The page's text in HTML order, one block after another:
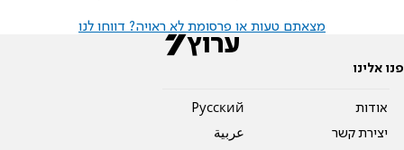
מצאתם טעות או פרסומת לא ראויה? דווחו לנו
פנו אלינו
אודות
יצירת קשר
Pусский
عربية